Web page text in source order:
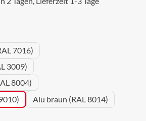
7016)
3009)
8004)
Alu braun (RAL 8014)